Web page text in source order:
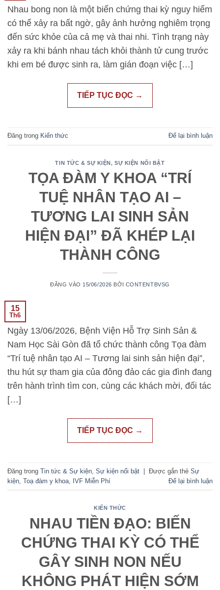
Nhau bong non là một biến chứng thai kỳ nguy hiểm
có thể xảy ra bất ngờ, gây ảnh hưởng nghiêm trọng
đến sức khỏe của cả mẹ và thai nhi. Tình trạng này
xảy ra khi bánh nhau tách khỏi thành tử cung trước
khi em bé được sinh ra, làm gián đoạn việc […]
TIẾP TỤC ĐỌC →
Đăng trong Kiến thức Để lại bình luận
TIN TỨC & SỰ KIỆN,SỰ KIỆN NỔI BẬT
TỌA ĐÀM Y KHOA “TRÍ
TUỆ NHÂN TẠO AI –
TƯƠNG LAI SINH SẢN
HIỆN ĐẠI” ĐÃ KHÉP LẠI
THÀNH CÔNG
ĐĂNG VÀO 15/06/2026 BỞI CONTENTBVSG
15
Th6
Ngày 13/06/2026, Bệnh Viện Hỗ Trợ Sinh Sản &
Nam Học Sài Gòn đã tổ chức thành công Tọa đàm
“Trí tuệ nhân tạo AI – Tương lai sinh sản hiện đại”,
thu hút sự tham gia của đông đảo các gia đình đang
trên hành trình tìm con, cùng các khách mời, đối tác
[…]
TIẾP TỤC ĐỌC →
Đăng trong Tin tức & Sự kiện Sự kiện nổi bật | Được gắn thẻ Sự
kiện Toạ đàm y khoa IVF Miễn Phí Để lại bình luận
KIẾN THỨC
NHAU TIỀN ĐẠO: BIẾN
CHỨNG THAI KỲ CÓ THỂ
GÂY SINH NON NẾU
KHÔNG PHÁT HIỆN SỚM